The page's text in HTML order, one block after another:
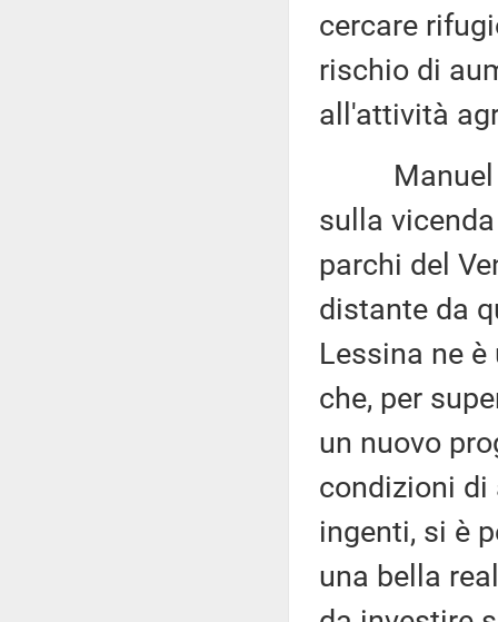
cercare
rischio di
all'attività
Manuel
sulla
parchi del
distante da
Lessina ne
che, per
un nuovo
condizioni di
ingenti, si è
una bella